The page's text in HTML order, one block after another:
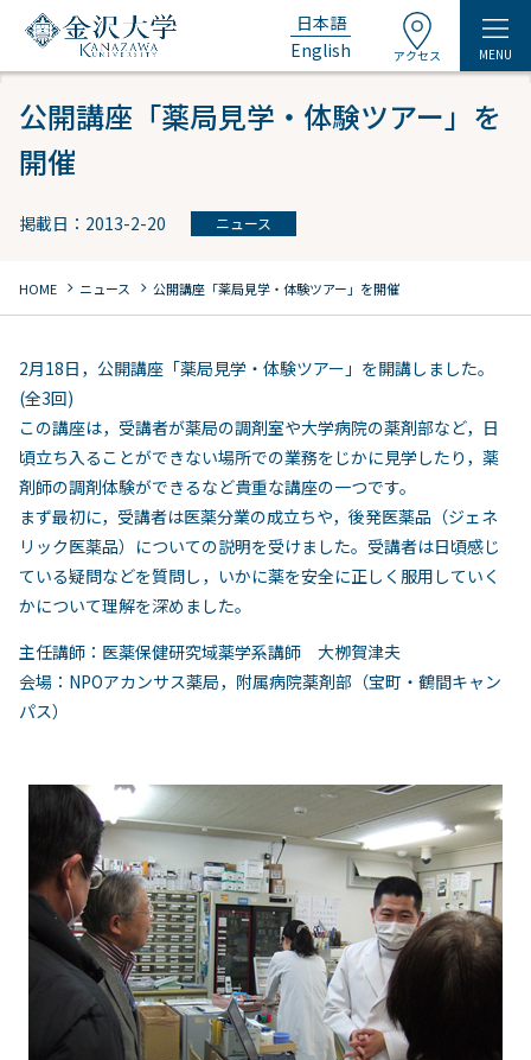
日本語
English
アクセス MENU
公開講座「薬局見学・体験ツアー」を
開催
掲載日：2013-2-20 ニュース
HOME chevron_right ニュース chevron_right 公開講座「薬局見学・体験ツアー」を開催
2月18日，公開講座「薬局見学・体験ツアー」を開講しました。
(全3回)
この講座は，受講者が薬局の調剤室や大学病院の薬剤部など，日
頃立ち入ることができない場所での業務をじかに見学したり，薬
剤師の調剤体験ができるなど貴重な講座の一つです。
まず最初に，受講者は医薬分業の成立ちや，後発医薬品（ジェネ
リック医薬品）についての説明を受けました。受講者は日頃感じ
ている疑問などを質問し，いかに薬を安全に正しく服用していく
かについて理解を深めました。
主任講師：医薬保健研究域薬学系講師 大栁賀津夫
会場：NPOアカンサス薬局，附属病院薬剤部（宝町・鶴間キャン
パス）